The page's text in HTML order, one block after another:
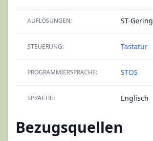
AUFLÖSUNGEN: ST-Gering
STEUERUNG: Tastatur
PROGRAMMIERSPRACHE: STOS
SPRACHE: Englisch
Bezugsquellen